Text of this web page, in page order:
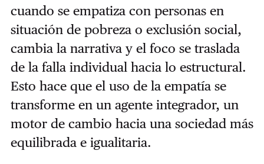
cuando se empatiza con personas en
situación de pobreza o exclusión social,
cambia la narrativa y el foco se traslada
de la falla individual hacia lo estructural.
Esto hace que el uso de la empatía se
transforme en un agente integrador, un
motor de cambio hacia una sociedad más
equilibrada e igualitaria.